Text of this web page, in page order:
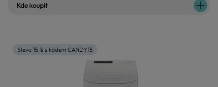
Kde koupit
Sleva 15 % s kódem CANDY15